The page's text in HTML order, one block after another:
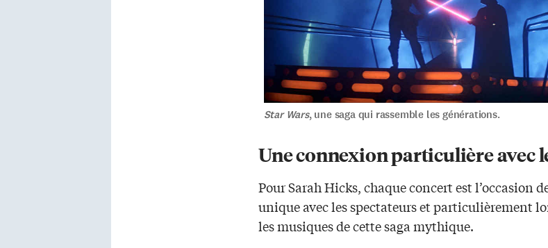
Star Wars, une saga qui rassemble les générations.
Une connexion particulière avec
Pour Sarah Hicks, chaque concert est l’occasion
unique avec les spectateurs et particulièrement
les musiques de cette saga mythique.